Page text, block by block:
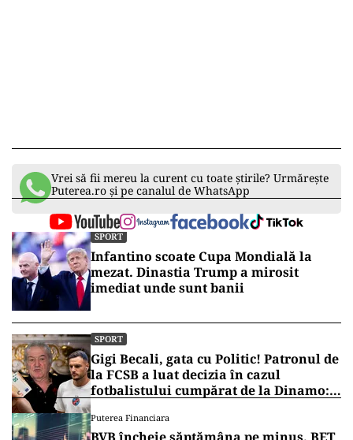
Vrei să fii mereu la curent cu toate știrile? Urmărește
Puterea.ro și pe canalul de WhatsApp
SPORT
Infantino scoate Cupa Mondială la
mezat. Dinastia Trump a mirosit
imediat unde sunt banii
SPORT
Gigi Becali, gata cu Politic! Patronul de
la FCSB a luat decizia în cazul
fotbalistului cumpărat de la Dinamo:
Puterea Financiara